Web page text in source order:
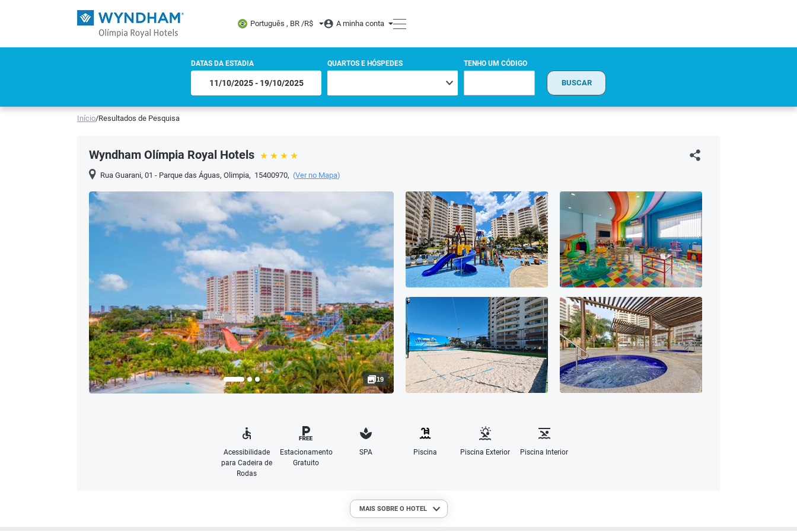
Português , BR /R$ A minha conta
DATAS DA ESTADIA QUARTOS E HÓSPEDES TENHO UM CÓDIGO
BUSCAR
Início/Resultados de Pesquisa
Wyndham Olímpia Royal Hotels
Rua Guarani, 01 - Parque das Águas,Olimpia, 15400970, (Ver no Mapa)
19
Acessibilidade
para Cadeira de
Rodas
Estacionamento
Gratuito
SPA Piscina Piscina Exterior Piscina Interior
MAIS SOBRE O HOTEL